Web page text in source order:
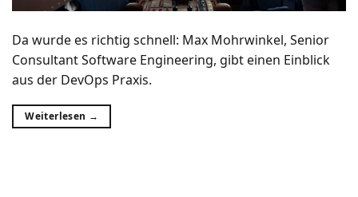
Da wurde es richtig schnell: Max Mohrwinkel, Senior
Consultant Software Engineering, gibt einen Einblick
aus der DevOps Praxis.
Weiterlesen →